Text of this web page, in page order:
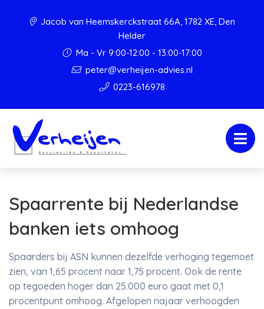
Jacob van Heemskerckstraat 66A, 1782 XE, Den
Helder
Ma - Vr 9:00-12:00 - 13:00-17:00
peter@verheijen-advies.nl
0223-616978
Spaarrente bij Nederlandse
banken iets omhoog
Spaarders bij ASN kunnen dezelfde verhoging tegemoet
zien, van 1,65 procent naar 1,75 procent. Ook de rente
op tegoeden hoger dan 25.000 euro gaat met 0,1
procentpunt omhoog. Afgelopen najaar verhoogden